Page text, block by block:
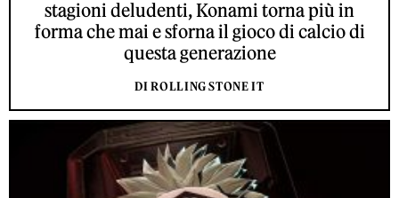
stagioni deludenti, Konami torna più in
forma che mai e sforna il gioco di calcio di
questa generazione
DI ROLLING STONE IT